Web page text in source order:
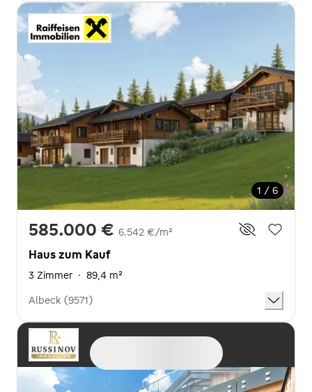
1 / 6
585.000 € 6.542 €/m²
Haus zum Kauf
3 Zimmer · 89,4 m²
Albeck (9571)